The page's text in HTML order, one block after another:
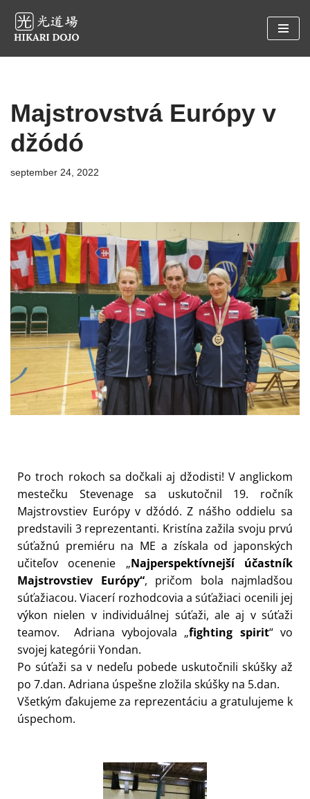
Preskočiť
na
Majstrovstvá Európy v
džódó
september 24, 2022
Po troch rokoch sa dočkali aj džodisti! V anglickom
mestečku Stevenage sa uskutočnil 19. ročník
Majstrovstiev Európy v džódó. Z nášho oddielu sa
predstavili 3 reprezentanti. Kristína zažila svoju prvú
súťažnú premiéru na ME a získala od japonských
učiteľov ocenenie „Najperspektívnejší účastník
Majstrovstiev Európy“, pričom bola najmladšou
súťažiacou. Viacerí rozhodcovia a súťažiaci ocenili jej
výkon nielen v individuálnej súťaži, ale aj v súťaži
teamov. Adriana vybojovala „fighting spirit“ vo
svojej kategórii Yondan.
Po súťaži sa v nedeľu pobede uskutočnili skúšky až
po 7.dan. Adriana úspešne zložila skúšky na 5.dan.
Všetkým ďakujeme za reprezentáciu a gratulujeme k
úspechom.